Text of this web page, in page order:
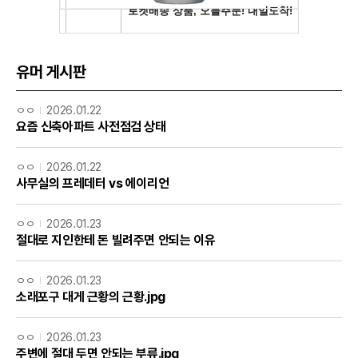
유머 게시판
ㅇㅇ 2026.01.22
요즘 신축아파트 사전점검 상태
ㅇㅇ 2026.01.22
사무실의 프레데터 vs 에이리언
ㅇㅇ 2026.01.23
절대로 지인한테 돈 빌려주면 안되는 이유
ㅇㅇ 2026.01.23
소래포구 대게 근황의 근황.jpg
ㅇㅇ 2026.01.23
주변에 절대 두면 안되는 부류.jpg